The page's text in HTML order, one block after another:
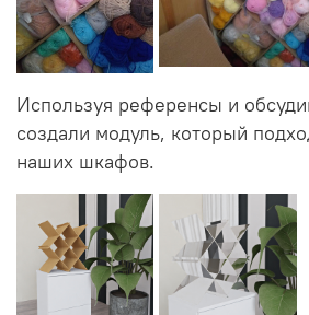
Используя референсы и
создали модуль, который
наших шкафов.